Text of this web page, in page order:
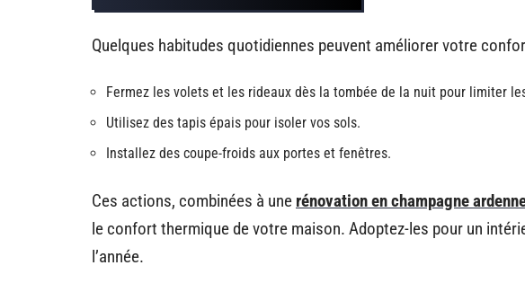
Quelques habitudes quotidiennes peuvent améliorer votre
Fermez les volets et les rideaux dès la tombée de la nuit pour limiter
Utilisez des tapis épais pour isoler vos sols.
Installez des coupe-froids aux portes et fenêtres.
Ces actions, combinées à une rénovation en champagne
le confort thermique de votre maison. Adoptez-les pour un
l’année.